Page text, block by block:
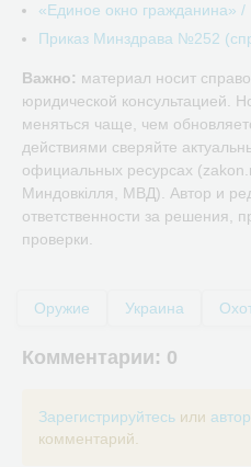
«Единое окно гражданина»
Приказ Минздрава №252
Важно: материал носит
юридической консультацией.
меняться чаще, чем
действиями сверяйте
официальных ресурсах
Миндовкілля, МВД). Автор и
ответственности за решения,
проверки.
Оружие Украина
Комментарии: 0
Зарегистрируйтесь или
комментарий.